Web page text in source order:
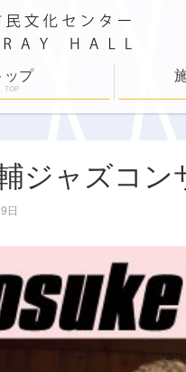
ップ
TOP
ジャズコン
日